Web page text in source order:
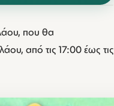
ΚΥΡ
που θα
από τις 17:00 έως τις